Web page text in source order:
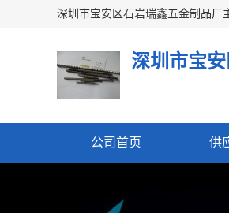
深圳市宝
公司首页 供